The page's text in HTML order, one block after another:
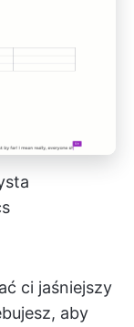
ci jaśniejszy
aby